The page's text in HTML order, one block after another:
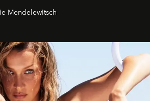
toute son élégance intemporelle.
Mendelewitsch